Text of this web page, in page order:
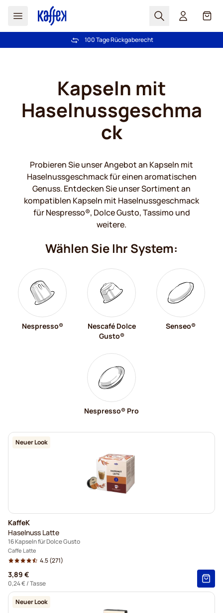
Suchen Cart
Kostenlos Lieferung über € 49
100 Tage Rückgaberecht
Kapseln mit
Haselnussgeschma
ck
Probieren Sie unser Angebot an Kapseln mit
Haselnussgeschmack für einen aromatischen
Genuss. Entdecken Sie unser Sortiment an
kompatiblen Kapseln mit Haselnussgeschmack
für Nespresso®, Dolce Gusto, Tassimo und
weitere.
Wählen Sie Ihr System:
Nespresso®
Nescafé Dolce
Gusto®
Senseo®
Nespresso® Pro
Neuer Look
KaffeK
Haselnuss Latte
16 Kapseln für Dolce Gusto
Caffe Latte
4.5(271)
3,89 €
0,24 €/ Tasse
Neuer Look